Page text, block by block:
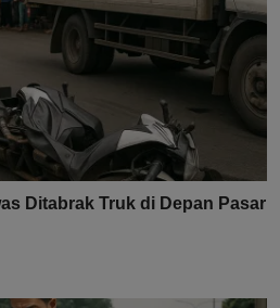
Ditabrak Truk di Depan Pasar